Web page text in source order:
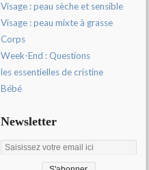
Visage : peau sèche et sensible
Visage : peau mixte à grasse
Corps
Week-End : Questions
les essentielles de cristine
Bébé
Newsletter